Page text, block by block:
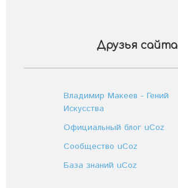
Друзья сайта
Владимир Макеев - Гений
Искусства
Официальный блог uCoz
Сообщество uCoz
База знаний uCoz